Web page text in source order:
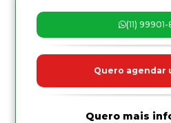
(11)
Quero agendar
Quero mais